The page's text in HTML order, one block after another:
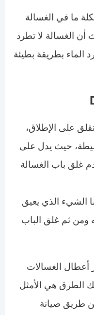
ما في الغسالة
الغسالة لا تطرد
الماء بطريقة بطيئة
على الإطلاق،
حيث يدل على
غلق باب الغسالة
الشيء الذي يعيق
ومن ثم غلق الباب
أعطال الغسالات
الطرق هي الأمثل
طريق صيانة